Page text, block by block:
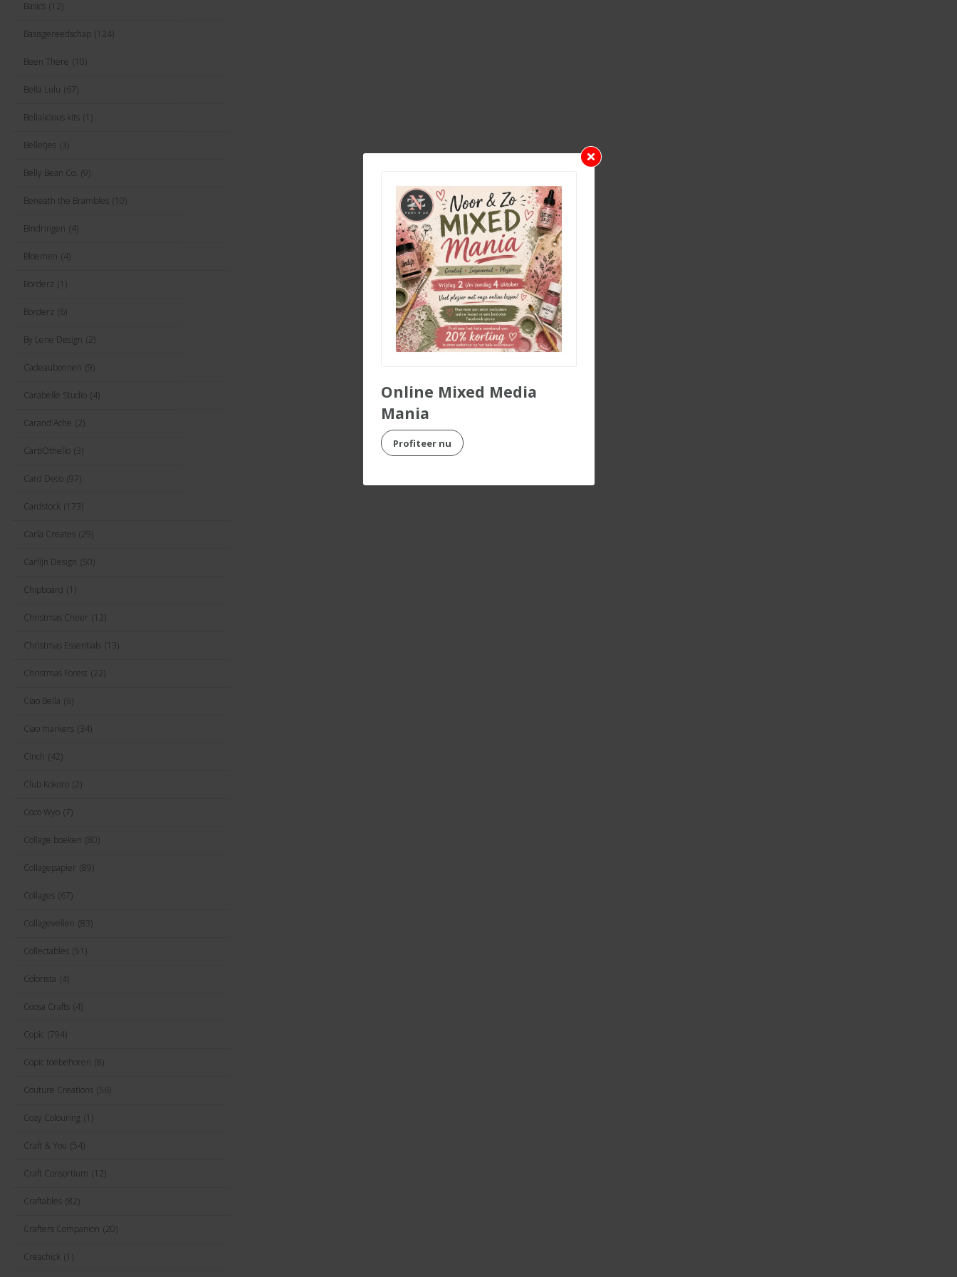
Basics (12)
Basisgereedschap (124)
Been There (10)
Bella Lulu (67)
Bellalicious kits (1)
Belletjes (3)
Belly Bean Co. (9)
Beneath the Brambles (10)
Bindringen (4)
Bloemen (4)
Borderz (1)
Borderz (6)
By Lene Design (2)
Cadeaubonnen (9)
Carabelle Studio (4)
Carand'Ache (2)
CarbOthello (3)
Card Deco (97)
Cardstock (173)
Carla Creates (29)
Carlijn Design (50)
Chipboard (1)
Christmas Cheer (12)
Christmas Essentials (13)
Christmas Forest (22)
Ciao Bella (6)
Ciao markers (34)
Cinch (42)
Club Kokoro (2)
Coco Wyo (7)
Collage boeken (80)
Collagepapier (89)
Collages (67)
Collagevellen (83)
Collectables (51)
Colorista (4)
Coosa Crafts (4)
Copic (794)
Copic toebehoren (8)
Couture Creations (56)
Cozy Colouring (1)
Craft & You (54)
Craft Consortium (12)
Craftables (82)
Crafters Companion (20)
Creachick (1)
Online Mixed Media
Mania
Profiteer nu